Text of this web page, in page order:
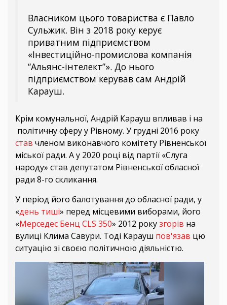
Власником цього товариства є Павло
Сульжик. Він з 2018 року керує
приватним підприємством
«Інвестиційно-промислова компанія
“Альянс-інтелект”». До нього
підприємством керував сам Андрій
Карауш.
Крім комунальної, Андрій Карауш впливав і на
політичну сферу у Рівному. У грудні 2016 року
став членом виконавчого комітету Рівненської
міської ради. А у 2020 році від партії «Слуга
народу» став депутатом Рівненської обласної
ради 8-го скликання.
У період його балотування до обласної ради, у
«день тиші» перед місцевими виборами, його
«Мерседес Бенц CLS 350» 2012 рокузгорів на
вулиці Клима Савури. Тоді Карауш пов'язав цю
ситуацію зі своєю політичною діяльністю.